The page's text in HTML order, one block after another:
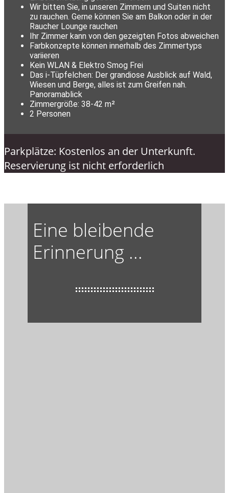
Wir bitten Sie, in unseren Zimmern und Suiten nicht
zu rauchen. Gerne können Sie am Balkon oder in der
Raucher Lounge rauchen
Ihr Zimmer kann von den gezeigten Fotos abweichen
Farbkonzepte können innerhalb des Zimmertyps
variieren
Kein WLAN & Elektro Smog Frei
Das i-Tüpfelchen: Der grandiose Ausblick auf Wald,
Wiesen und Berge, alles ist zum Greifen nah.
Panoramablick
Zimmergröße: 38-42 m²
2 Personen
Parkplätze: Kostenlos an der Unterkunft.
Reservierung ist nicht erforderlich
Eine bleibende
Erinnerung ...